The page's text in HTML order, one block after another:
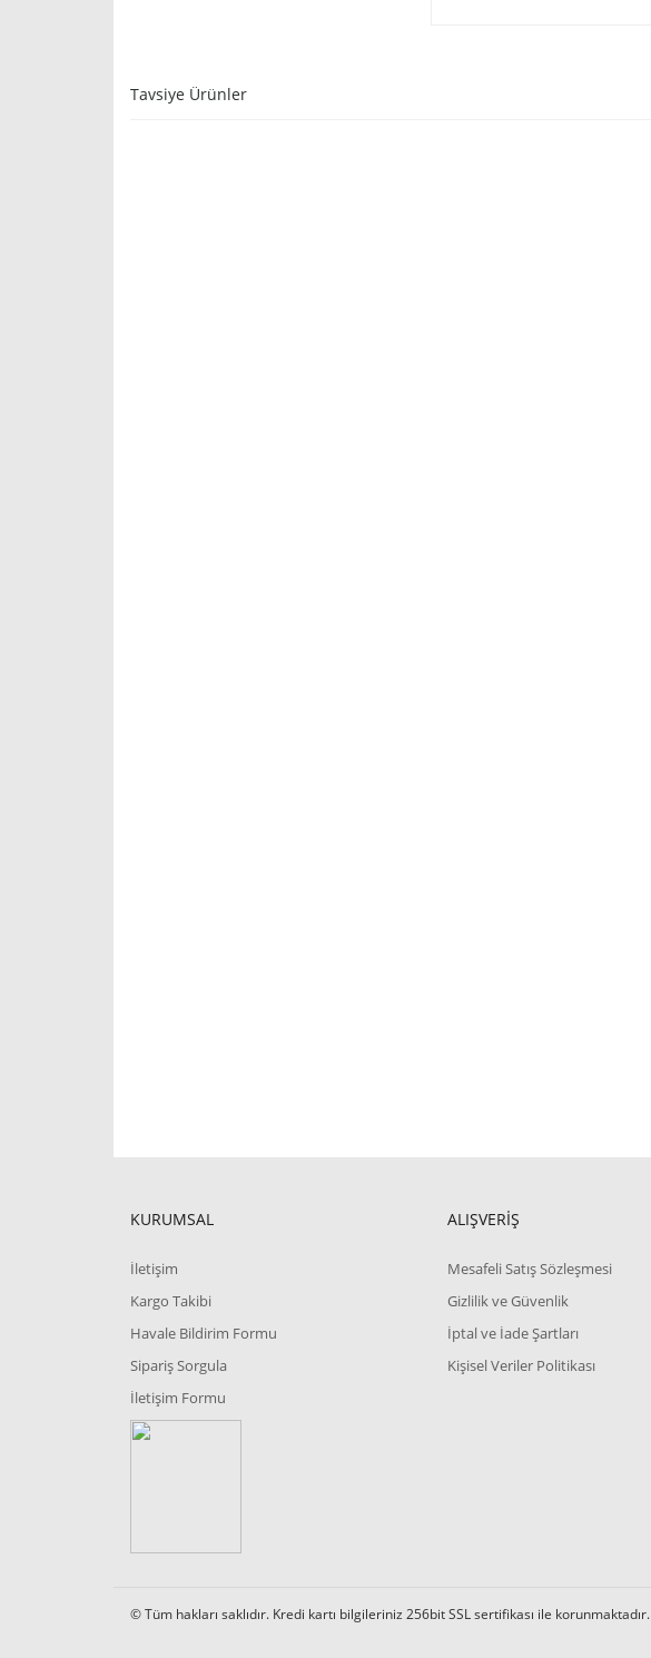
Tavsiye Ürünler
KURUMSAL
İletişim
Kargo Takibi
Havale Bildirim Formu
Sipariş Sorgula
İletişim Formu
ALIŞVERİŞ
Mesafeli Satış Sözleşmesi
Gizlilik ve Güvenlik
İptal ve İade Şartları
Kişisel Veriler Politikası
© Tüm hakları saklıdır. Kredi kartı bilgileriniz 256bit SSL sertifikası ile korunmaktadır.